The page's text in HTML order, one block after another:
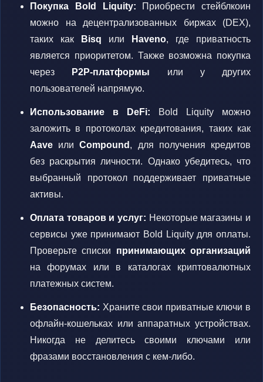
Покупка Bold Liquity: Приобрести стейблкоин
можно на децентрализованных биржах (DEX),
таких как
Bisq или Haveno, где приватность
является приоритетом. Также возможна покупка
через
P2P-платформы или у других
пользователей напрямую.
Использование в DeFi: Bold Liquity можно
заложить в протоколах кредитования, таких как
Aave илиCompound , для получения кредитов
без раскрытия личности. Однако убедитесь, что
выбранный протокол поддерживает приватные
активы.
Оплата товаров и услуг: Некоторые магазины и
сервисы уже принимают Bold Liquity для оплаты.
Проверьте списки принимающих организаций
на форумах или в каталогах криптовалютных
платежных систем.
Безопасность: Храните свои приватные ключи в
офлайн-кошельках или аппаратных устройствах.
Никогда не делитесь своими ключами или
фразами восстановления с кем-либо.